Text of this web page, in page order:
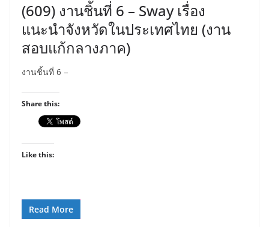
(609) งานชิ้นที่ 6 – Sway เรื่อง
แนะนำจังหวัดในประเทศไทย (งาน
สอบแก้กลางภาค)
งานชิ้นที่ 6 –
Share this:
Like this:
Read More